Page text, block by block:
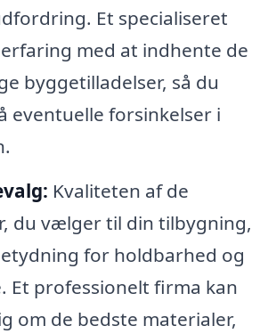
Et specialiseret
med at indhente de
byggetilladelser, så du
eventuelle forsinkelser i
Kvaliteten af de
du vælger til din tilbygning,
for holdbarhed og
Et professionelt firma kan
om de bedste materialer,